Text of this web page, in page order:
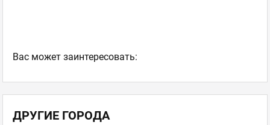
Ваc может заинтересовать:
ДРУГИЕ ГОРОДА